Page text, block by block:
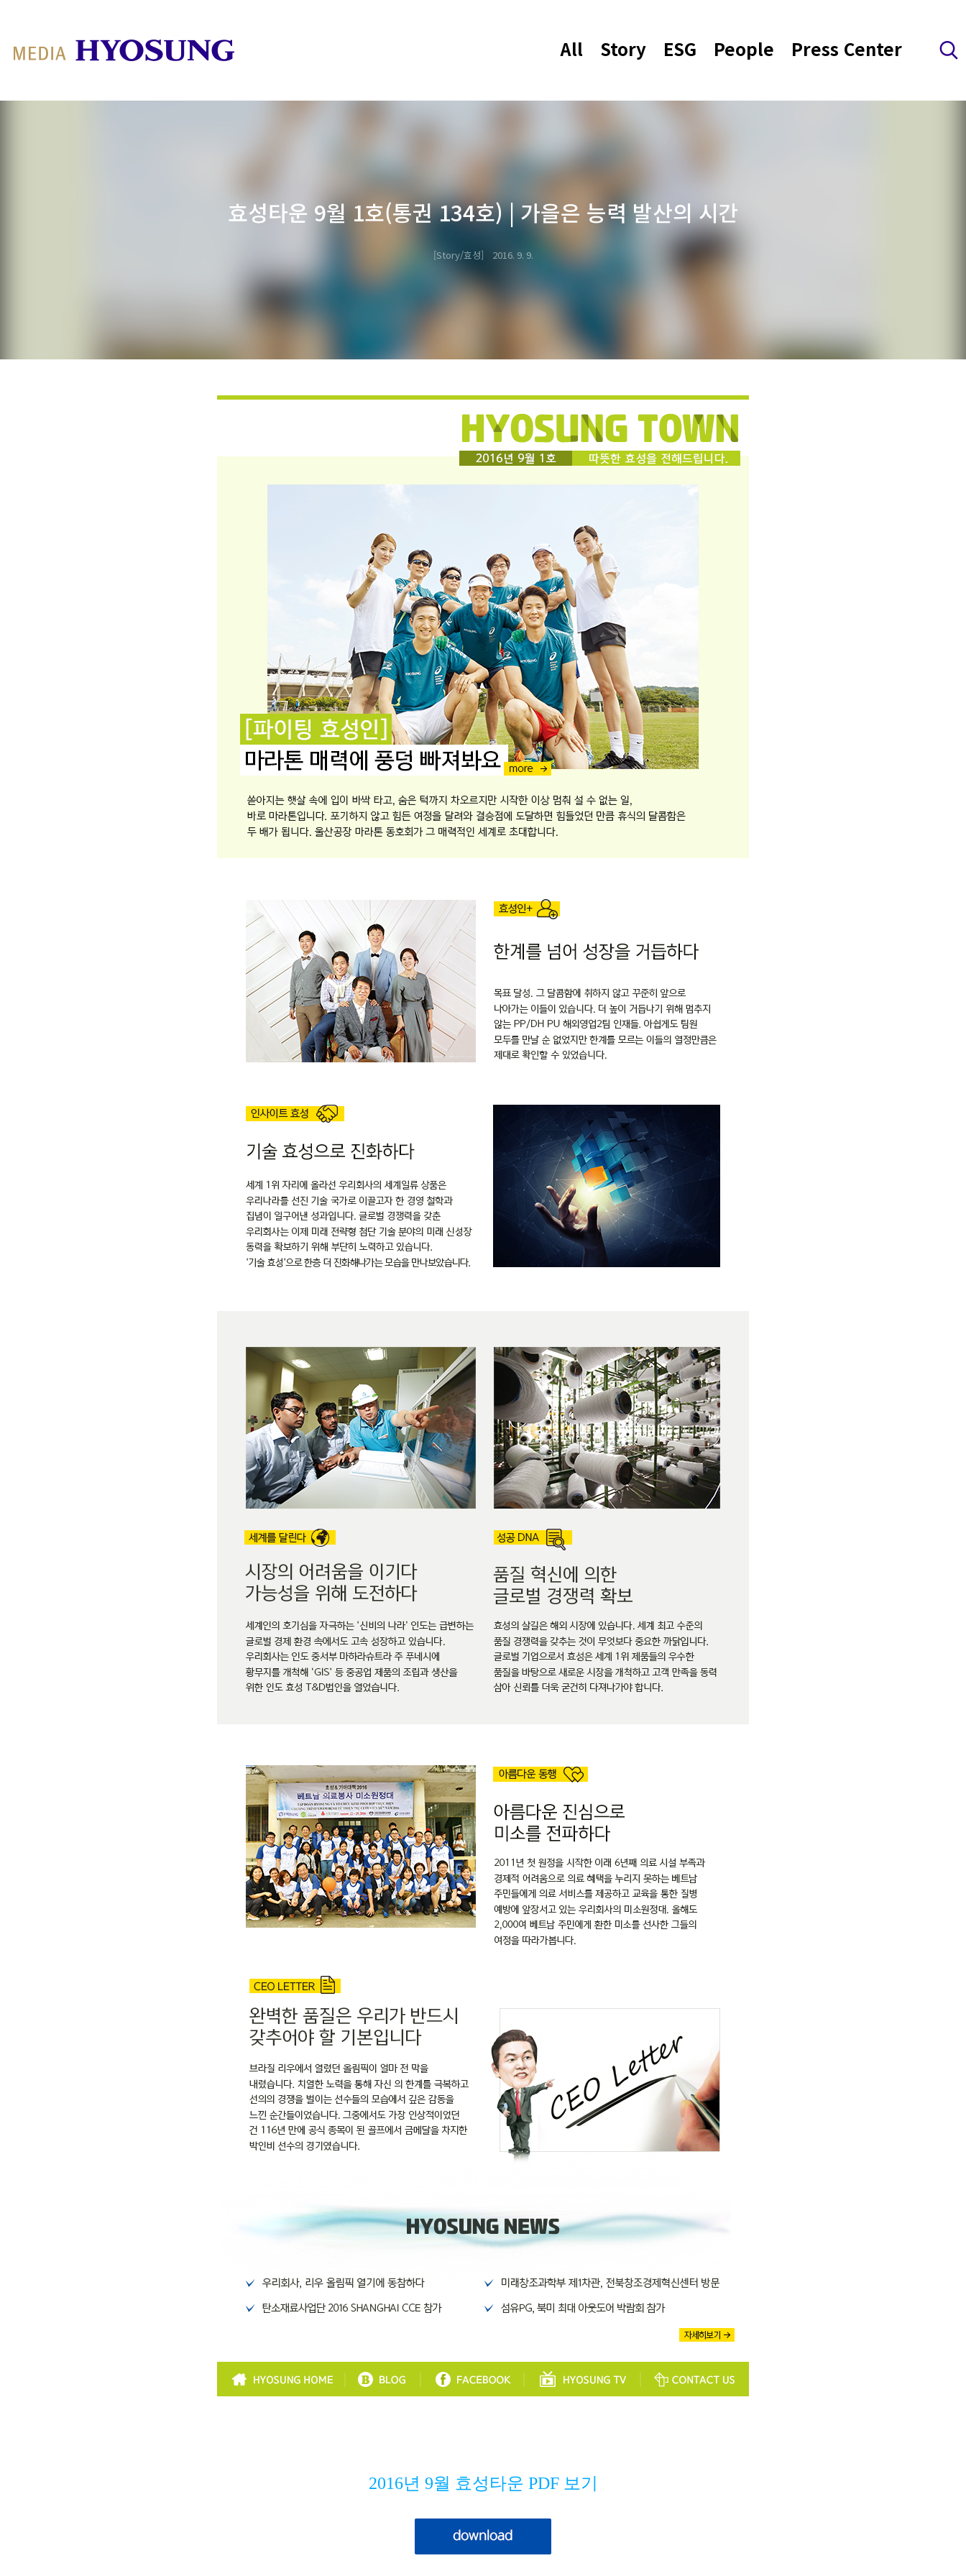
MY FRIEND HYOSUNG All Story ESG People Press Center 검색 레이어 열기
효성타운 9월 1호(통권 134호) | 가을은 능력 발산의 시간
Story/효성 2016. 9. 9.
2016년 9월 효성타운 PDF 보기